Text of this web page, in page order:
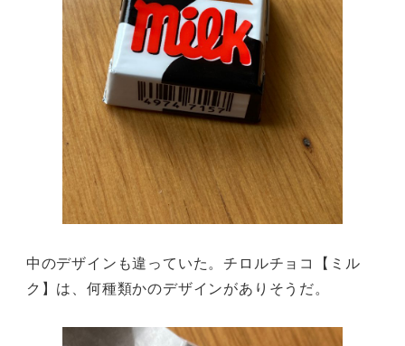
中のデザインも違っていた。チロルチョコ【ミル
ク】は、何種類かのデザインがありそうだ。